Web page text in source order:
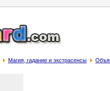
Магия, гадание и экстрасенсы